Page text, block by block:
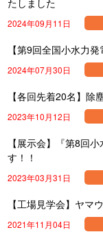
たしました
2024年09月11日
【第9回全国小水力
2024年07月30日
【各回先着20名】除
2023年10月12日
【展示会】『第8回
す！！
2023年03月31日
【工場見学会】ヤ
2021年11月04日